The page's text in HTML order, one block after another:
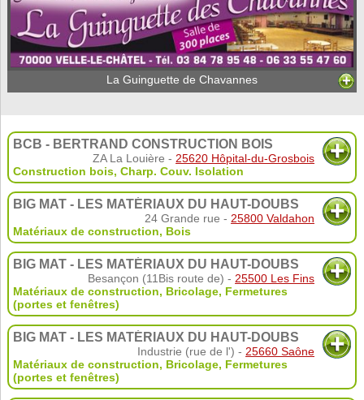
La Guinguette de Chavannes
BCB - BERTRAND CONSTRUCTION BOIS
ZA La Louière -25620 Hôpital-du-Grosbois
Construction bois, Charp. Couv. Isolation
BIG MAT - LES MATÉRIAUX DU HAUT-DOUBS
24 Grande rue -25800 Valdahon
Matériaux de construction, Bois
BIG MAT - LES MATÉRIAUX DU HAUT-DOUBS
Besançon (11Bis route de) -25500 Les Fins
Matériaux de construction, Bricolage, Fermetures
(portes et fenêtres)
BIG MAT - LES MATÉRIAUX DU HAUT-DOUBS
Industrie (rue de l') -25660 Saône
Matériaux de construction, Bricolage, Fermetures
(portes et fenêtres)